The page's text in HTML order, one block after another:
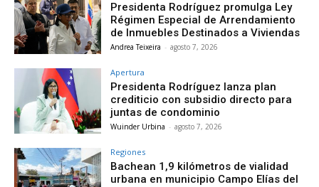
Presidenta Rodríguez promulga Ley
Régimen Especial de Arrendamiento
de Inmuebles Destinados a Viviendas
Andrea Teixeira - agosto 7, 2026
Apertura
Presidenta Rodríguez lanza plan
crediticio con subsidio directo para
juntas de condominio
Wuinder Urbina - agosto 7, 2026
Regiones
Bachean 1,9 kilómetros de vialidad
urbana en municipio Campo Elías del